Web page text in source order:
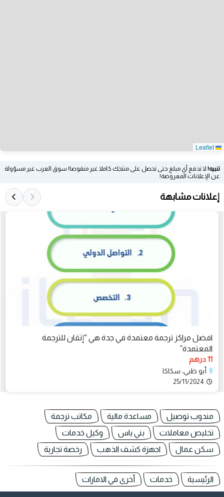
تنبيه! لا تدفع أي مبلغ حتى تحصل على منتجك كاملا غير منقوصا! سوق العرب غير مسؤولة
عن الإعلانات المعروضة!
إعلانات مشابهة
افضل مراكز ترجمة معتمدة في جدة هي “إتقان للترجمة
المعتمدة”
11 درهم
أبو ظبي، سكاكا
25/11/2024
مندوب توصيل مساعدة مالية
مكاتب ترجمة
تخليص معاملات
بني ياس
وكيل خدمات
سكن عمال
اجهزة كشف الذهب رخصة تجارية
الرئيسية خدمات أخرى في الامارات